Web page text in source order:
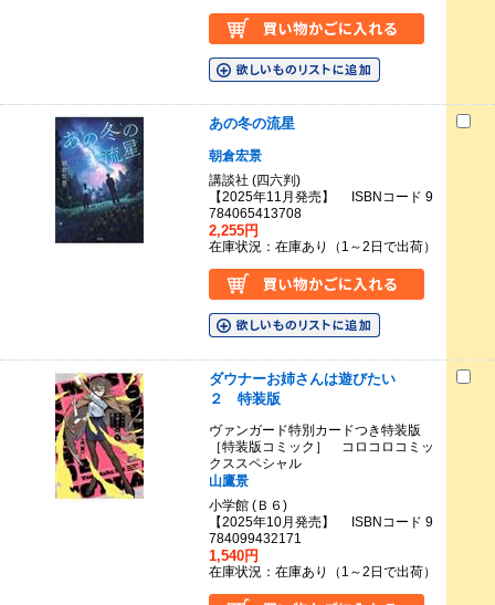
あの冬の流星
朝倉宏景
講談社 (四六判)
【2025年11月発売】 ISBNコード 9
784065413708
2,255円
在庫状況：在庫あり（1～2日で出荷）
ダウナーお姉さんは遊びたい
２ 特装版
ヴァンガード特別カードつき特装版
［特装版コミック］ コロコロコミッ
クススペシャル
山鷹景
小学館 (Ｂ６)
【2025年10月発売】 ISBNコード 9
784099432171
1,540円
在庫状況：在庫あり（1～2日で出荷）